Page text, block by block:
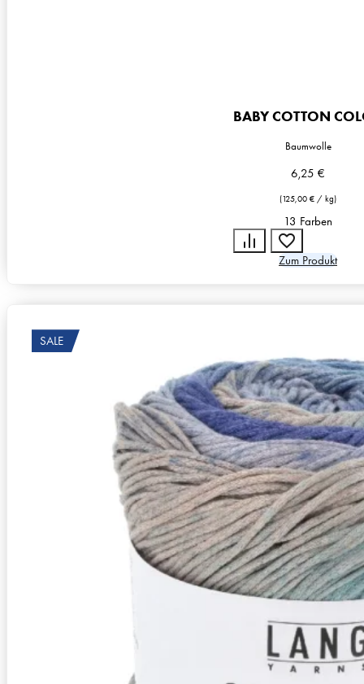
BABY COTTON
Baumwolle
6,25 €
(125,00 € / kg)
13 Farben
Zum Produkt
SALE
Zusammensetzung
100% Seide
Lauflänge
~260m / 100g
Nadelstärke
Garnstärke
DK
Maschenprobe
22 M x 31 R